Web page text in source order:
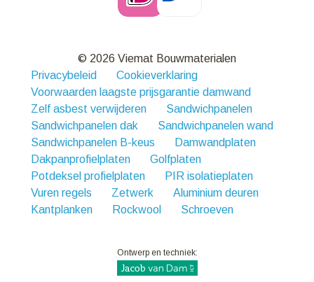
© 2026 Viemat Bouwmaterialen
Privacybeleid
Cookieverklaring
Voorwaarden laagste prijsgarantie damwand
Zelf asbest verwijderen
Sandwichpanelen
Sandwichpanelen dak
Sandwichpanelen wand
Sandwichpanelen B-keus
Damwandplaten
Dakpanprofielplaten
Golfplaten
Potdeksel profielplaten
PIR isolatieplaten
Vuren regels
Zetwerk
Aluminium deuren
Kantplanken
Rockwool Schroeven
Ontwerp en techniek: